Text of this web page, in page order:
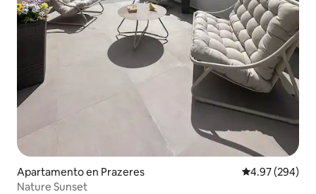
Apartamento en Prazeres Calificación
4.97 (294)
Nature Sunset